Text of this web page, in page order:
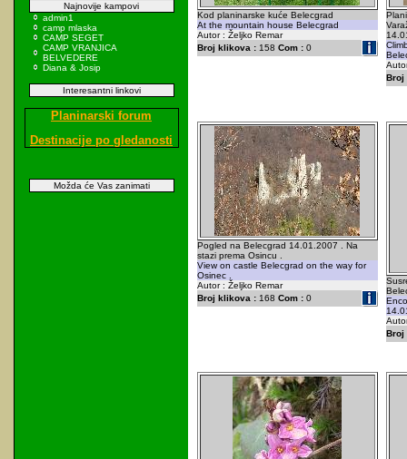
Najnovije kampovi
admin1
camp mlaska
CAMP SEGET
CAMP VRANJICA
BELVEDERE
Diana & Josip
Interesantni linkovi
Planinarski forum
Destinacije po gledanosti
Možda će Vas zanimati
Kod planinarske kuće Belecgrad
At the mountain house Belecgrad
Autor : Željko Remar
Broj klikova :158 Com :0
Broj
Pogled na Belecgrad 14.01.2007 . Na
stazi prema Osincu .
View on castle Belecgrad on the way for
Osinec .
Autor : Željko Remar
Broj klikova :168 Com :0
Broj